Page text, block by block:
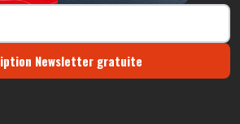
Newsletter gratuite